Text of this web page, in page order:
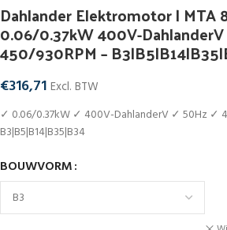
Dahlander Elektromotor | MTA
0.06/0.37kW 400V-
450/930RPM –
€316,71 Excl. BTW
✓ 0.06/0.37kW ✓ 400V-DahlanderV ✓ 50Hz ✓
B3|B5|B14|B35|B34
BOUWVORM